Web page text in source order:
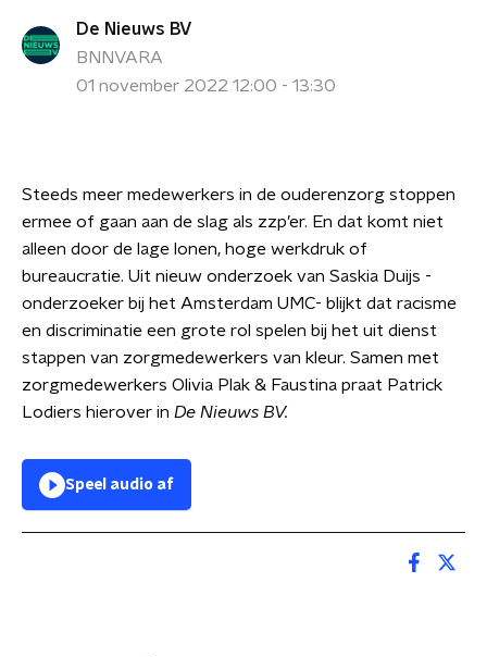
De Nieuws BV
BNNVARA
01 november 2022 12:00 - 13:30
Steeds meer medewerkers in de ouderenzorg stoppen
ermee of gaan aan de slag als zzp’er. En dat komt niet
alleen door de lage lonen, hoge werkdruk of
bureaucratie. Uit nieuw onderzoek van Saskia Duijs -
onderzoeker bij het Amsterdam UMC- blijkt dat racisme
en discriminatie een grote rol spelen bij het uit dienst
stappen van zorgmedewerkers van kleur. Samen met
zorgmedewerkers Olivia Plak & Faustina praat Patrick
Lodiers hierover in De Nieuws BV.
Speel audio af